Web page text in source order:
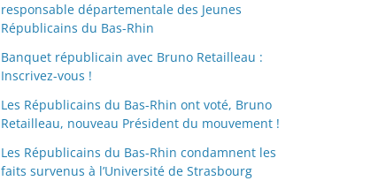
responsable départementale des Jeunes
Républicains du Bas-Rhin
Banquet républicain avec Bruno Retailleau :
Inscrivez-vous !
Les Républicains du Bas-Rhin ont voté, Bruno
Retailleau, nouveau Président du mouvement !
Les Républicains du Bas-Rhin condamnent les
faits survenus à l’Université de Strasbourg